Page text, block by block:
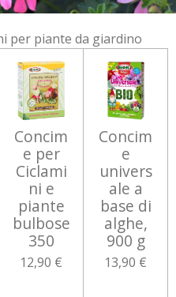
per piante da giardino
Concim
e per
Ciclami
ni e
piante
bulbose
350
12,90 €
Concim
e
univers
ale a
base di
alghe,
900 g
13,90 €